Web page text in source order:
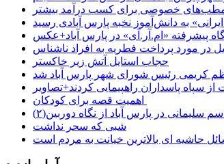
به مطب‌های خصوصی برای کسب درآمد بیشتر
به دانش‌آموز نخبه پارس آبادی رسید
پیشرفته «ام.آر.آی» در پارس آباد+عکس
در مورد پرداخت فطریه به افراد ناشناس
حجاب استایل آتش زیر خاکستر
کریمی رئیس شورای شهر پارس آباد شد
سپاه پاسداران راهپیمایی کردند+تصاویر
سلیمانی در پارس آباد از نگاه دوربین(۲)
شبی که سحر نداشت
حاشیه ای بالاترین خیانت به مردم است